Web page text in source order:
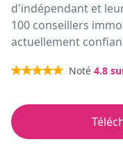
d'indépendant et
100 conseillers
actuellement
Noté 4.8